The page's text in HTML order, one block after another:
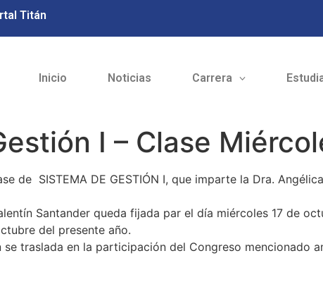
Titán
Inicio Noticias Carrera
I – Clase
de SISTEMA DE GESTIÓN I, que imparte la Dra.
Santander queda fijada par el día miércoles 17 de
del presente año.
se traslada en la participación del Congreso mencionado